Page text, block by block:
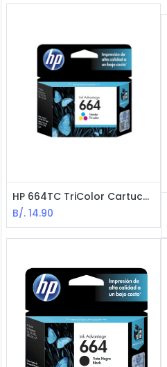
HP 664TC TriColor Cartucho de Tinta
B/.14.90